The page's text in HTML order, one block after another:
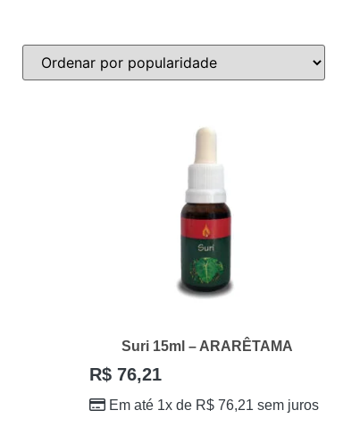
Suri 15ml – ARARÊTAMA
R$ 76,21
Em até 1x de R$ 76,21 sem juros